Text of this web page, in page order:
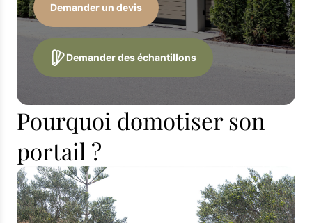
Demander un devis
Demander des échantillons
Pourquoi domotiser son
portail ?